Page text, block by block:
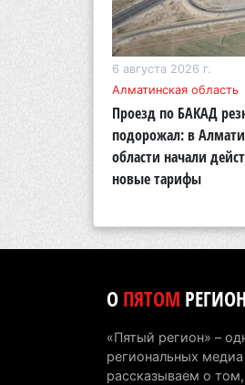
6 августа 2026 г.
Алматинская область
Проезд по БАКАД
подорожал: в
области начали
новые тарифы
ОПЯТОМ
«Пятый регион» –
региональных
рассказываем о